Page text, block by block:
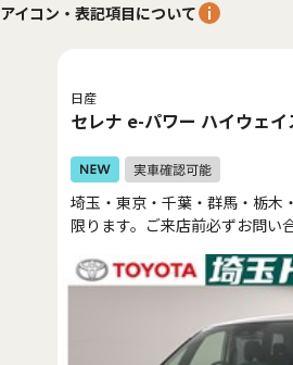
アイコン・表記項目について
日産
セレナ e-パワー ハイウェイ
埼玉・東京・千葉・群馬・栃木
限ります。ご来店前必ずお問い